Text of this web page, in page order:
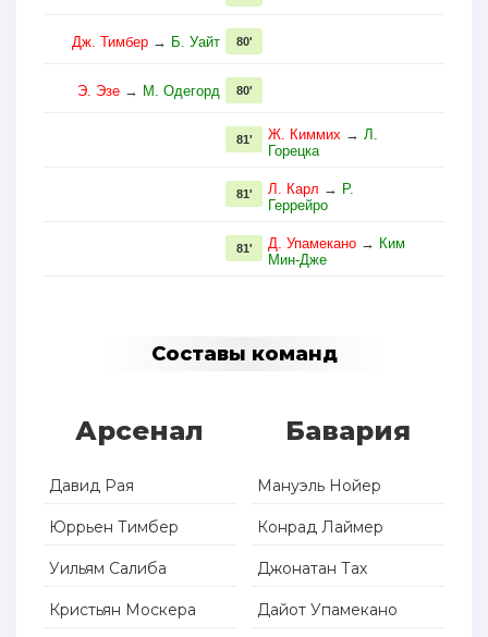
Дж. Тимбер → Б. Уайт 80'
Э. Эзе → М. Одегорд 80'
Ж. Киммих → Л.
Горецка
81'
Л. Карл → Р.
Геррейро
81'
Д. Упамекано → Ким
Мин-Дже
81'
Составы команд
Арсенал
Давид Рая
Юррьен Тимбер
Уильям Салиба
Кристьян Москера
Бавария
Мануэль Нойер
Конрад Лаймер
Джонатан Тах
Дайот Упамекано